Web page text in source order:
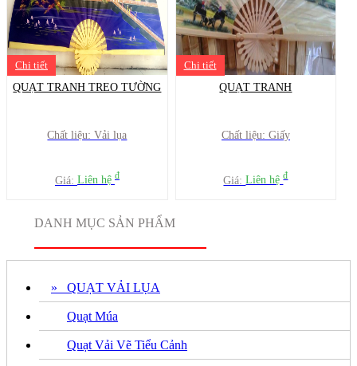
Chi tiết
QUẠT TRANH TREO TƯỜNG
Chất liệu: Vải lụa
Giá: Liên hệ đ
Chi tiết
QUẠT TRANH
Chất liệu: Giấy
Giá:Liên hệđ
DANH MỤC SẢN PHẨM
» QUẠT VẢI LỤA
Quạt Múa
Quạt Vải Vẽ Tiểu Cảnh